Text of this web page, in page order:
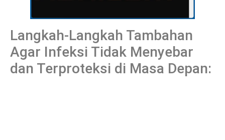
Langkah-Langkah Tambahan
Agar Infeksi Tidak Menyebar
dan Terproteksi di Masa Depan: